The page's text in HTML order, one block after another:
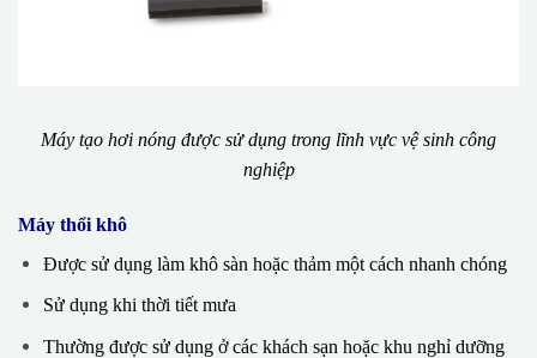
Máy tạo hơi nóng được sử dụng trong lĩnh vực vệ sinh công
nghiệp
Máy thổi khô
Được sử dụng làm khô sàn hoặc thảm một cách nhanh chóng
Sử dụng khi thời tiết mưa
Thường được sử dụng ở các khách sạn hoặc khu nghỉ dưỡng